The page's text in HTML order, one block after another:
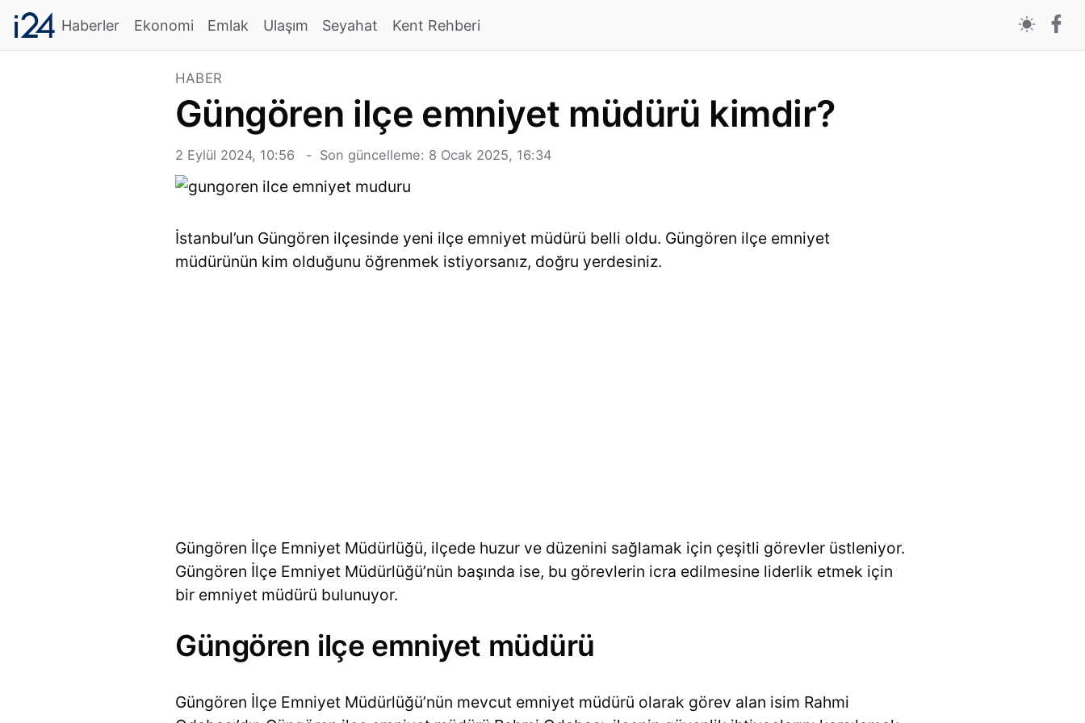
Haberler Ekonomi Emlak Ulaşım Seyahat Kent Rehberi
HABER
Güngören ilçe emniyet müdürü kimdir?
2 Eylül 2024, 10:56 Son güncelleme: 8 Ocak 2025, 16:34
İstanbul’un Güngören ilçesinde yeni ilçe emniyet müdürü belli oldu. Güngören ilçe emniyet
müdürünün kim olduğunu öğrenmek istiyorsanız, doğru yerdesiniz.
Güngören İlçe Emniyet Müdürlüğü, ilçede huzur ve düzenini sağlamak için çeşitli görevler üstleniyor.
Güngören İlçe Emniyet Müdürlüğü’nün başında ise, bu görevlerin icra edilmesine liderlik etmek için
bir emniyet müdürü bulunuyor.
Güngören ilçe emniyet müdürü
Güngören İlçe Emniyet Müdürlüğü’nün mevcut emniyet müdürü olarak görev alan isim Rahmi